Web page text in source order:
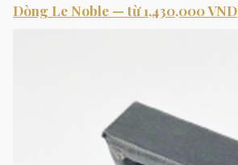
Dòng Le Noble — từ 1,430,000 VND